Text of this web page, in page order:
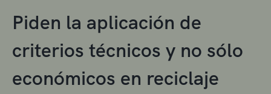
Piden la aplicación de
criterios técnicos y no sólo
económicos en reciclaje